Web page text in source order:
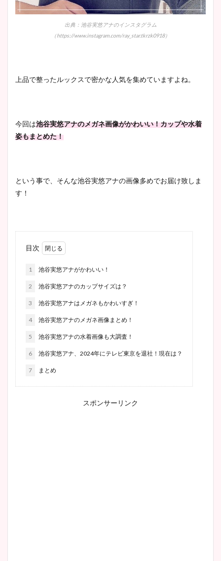
出典：池谷実悠アナのインスタグラム
（https://www.instagram.com/ray_star.tkrzk0918）
上品で整ったルックスで密かな人気を集めていますよね。
今回は池谷実悠アナのメガネ画像がかわいい！カップや水着
姿もまとめた！
という事で、そんな池谷実悠アナの画像多めでお届け致しま
す！
目次
1 池谷実悠アナがかわいい！
2 池谷実悠アナのカップサイズは？
3 池谷実悠アナはメガネもかわいすぎ！
4 池谷実悠アナのメガネ画像まとめ！
5 池谷実悠アナの水着画像も大調査！
6 池谷実悠アナ、2024年にテレビ東京を退社！現在は？
7 まとめ
スポンサーリンク